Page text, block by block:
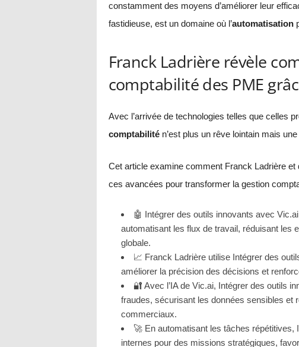
constamment des moyens d’améliorer leur
fastidieuse, est un domaine où l’automatisation
Franck Ladrière révèle
comptabilité des PME
Avec l’arrivée de technologies telles que celles
comptabilitén’est plus un rêve lointain mais
Cet article examine comment Franck Ladrière et
ces avancées pour transformer la gestion
🤖 Intégrer des outils innovants avec
automatisant les flux de travail, réduisant les
globale.
📈 Franck Ladrière utilise Intégrer des
améliorer la précision des décisions et
🔐 Avec l’IA de Vic.ai, Intégrer des outils
fraudes, sécurisant les données sensibles et
commerciaux.
🚀 En automatisant les tâches répétitives,
internes pour des missions stratégiques,